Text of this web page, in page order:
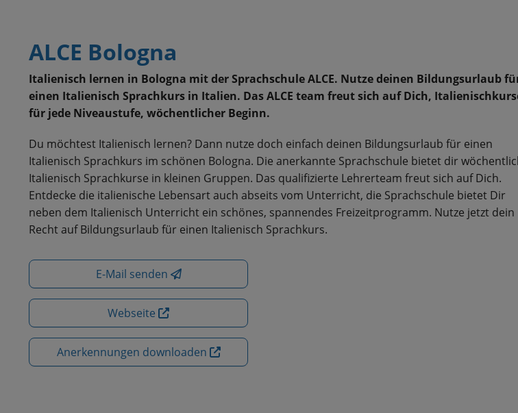
ALCE Bologna
Italienisch lernen in Bologna mit der Sprachschule ALCE. Nutze deinen Bildungsurlaub
einen Italienisch Sprachkurs in Italien. Das ALCE team freut sich auf Dich,
für jede Niveaustufe, wöchentlicher Beginn.
Du möchtest Italienisch lernen? Dann nutze doch einfach deinen Bildungsurlaub für einen
Italienisch Sprachkurs im schönen Bologna. Die anerkannte Sprachschule bietet dir
Italienisch Sprachkurse in kleinen Gruppen. Das qualifizierte Lehrerteam freut sich auf Dich.
Entdecke die italienische Lebensart auch abseits vom Unterricht, die Sprachschule bietet Dir
neben dem Italienisch Unterricht ein schönes, spannendes Freizeitprogramm. Nutze jetzt dein
Recht auf Bildungsurlaub für einen Italienisch Sprachkurs.
E-Mail senden
Webseite
Anerkennungen downloaden